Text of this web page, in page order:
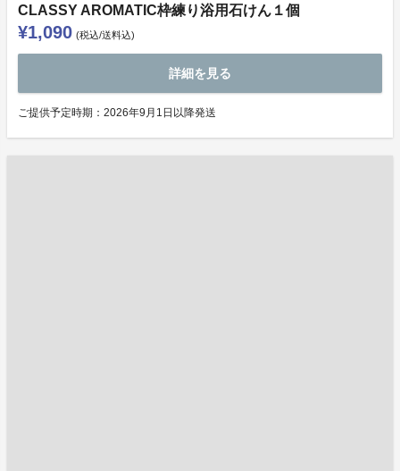
CLASSY AROMATIC枠練り浴用石けん１個
¥1,090 (税込/送料込)
詳細を見る
ご提供予定時期：2026年9月1日以降発送